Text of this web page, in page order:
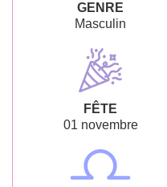
GENRE
Masculin
FÊTE
01 novembre